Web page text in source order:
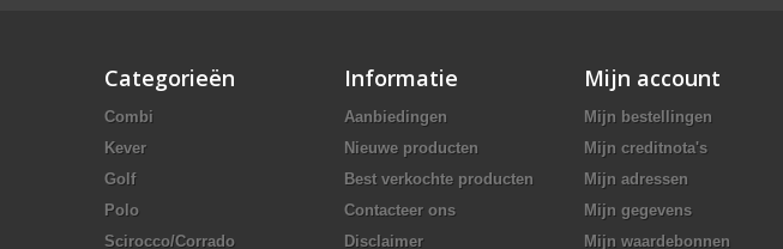
Categorieën
Combi
Kever
Golf
Polo
Scirocco/Corrado
Informatie
Aanbiedingen
Nieuwe producten
Best verkochte producten
Contacteer ons
Disclaimer
Mijn account
Mijn bestellingen
Mijn creditnota's
Mijn adressen
Mijn gegevens
Mijn waardebonnen